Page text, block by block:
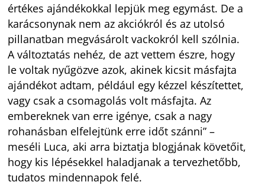
értékes ajándékokkal lepjük meg egymást. De a
karácsonynak nem az akciókról és az utolsó
pillanatban megvásárolt vackokról kell szólnia.
A változtatás nehéz, de azt vettem észre, hogy
le voltak nyűgözve azok, akinek kicsit másfajta
ajándékot adtam, például egy kézzel készítettet,
vagy csak a csomagolás volt másfajta. Az
embereknek van erre igénye, csak a nagy
rohanásban elfelejtünk erre időt szánni” –
meséli Luca, aki arra biztatja blogjának követőit,
hogy kis lépésekkel haladjanak a tervezhetőbb,
tudatos mindennapok felé.